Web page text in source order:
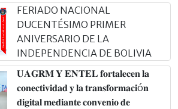
FERIADO NACIONAL
DUCENTÉSIMO PRIMER
ANIVERSARIO DE LA
INDEPENDENCIA DE BOLIVIA
𝐔𝐀𝐆𝐑𝐌 𝐘 𝐄𝐍𝐓𝐄𝐋 𝐟𝐨𝐫𝐭𝐚𝐥𝐞𝐜𝐞𝐧 𝐥𝐚
𝐜𝐨𝐧𝐞𝐜𝐭𝐢𝐯𝐢𝐝𝐚𝐝 𝐲 𝐥𝐚 𝐭𝐫𝐚𝐧𝐬𝐟𝐨𝐫𝐦𝐚𝐜𝐢ó𝐧
𝐝𝐢𝐠𝐢𝐭𝐚𝐥 𝐦𝐞𝐝𝐢𝐚𝐧𝐭𝐞 𝐜𝐨𝐧𝐯𝐞𝐧𝐢𝐨 𝐝𝐞